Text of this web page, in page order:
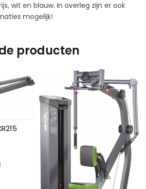
wit en blauw. In overleg zijn er ook
mogelijk!
producten